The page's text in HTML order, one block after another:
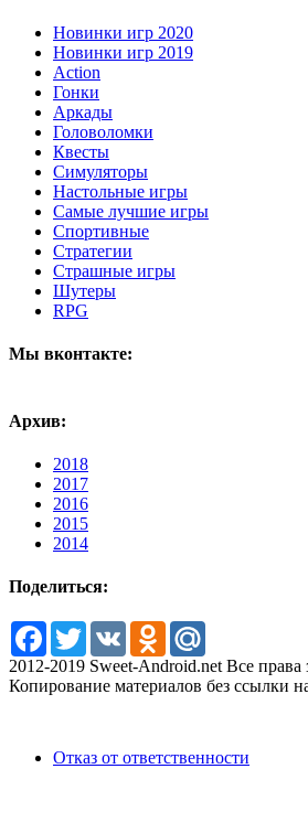
Новинки игр 2020
Новинки игр 2019
Action
Гонки
Аркады
Головоломки
Квесты
Симуляторы
Настольные игры
Самые лучшие игры
Спортивные
Стратегии
Страшные игры
Шутеры
RPG
Мы вконтакте:
Архив:
2018
2017
2016
2015
2014
Поделиться:
Facebook
TwitterVK Odnoklassniki
2012-2019 Sweet-Android.net Все
Копирование материалов без ссылки
Отказ от ответственности